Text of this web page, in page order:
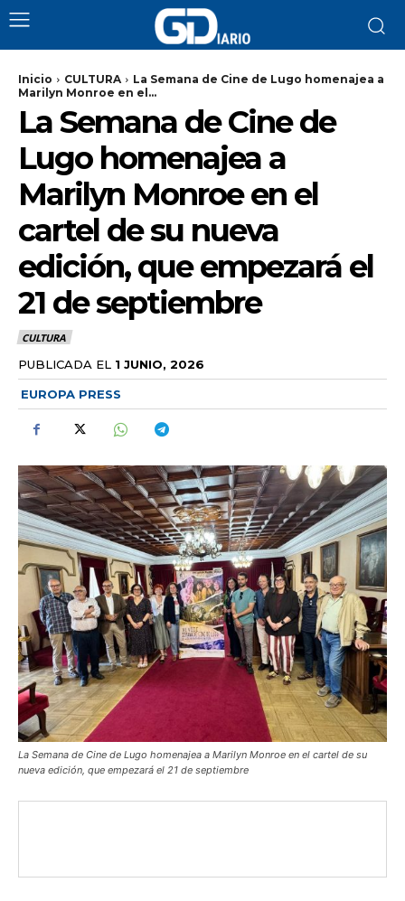
Inicio CULTURA
La Semana de Cine de Lugo homenajea a
Marilyn Monroe en el...
La Semana de Cine de
Lugo homenajea a
Marilyn Monroe en el
cartel de su nueva
edición, que empezará el
21 de septiembre
CULTURA
PUBLICADA EL 1 JUNIO, 2026
EUROPA PRESS
La Semana de Cine de Lugo homenajea a Marilyn Monroe en el cartel de su
nueva edición, que empezará el 21 de septiembre